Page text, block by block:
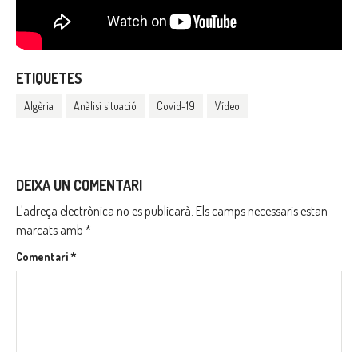
ETIQUETES
Algèria Anàlisi situació Covid-19 Vídeo
DEIXA UN COMENTARI
L'adreça electrònica no es publicarà. Els camps necessaris estan
marcats amb *
Comentari*